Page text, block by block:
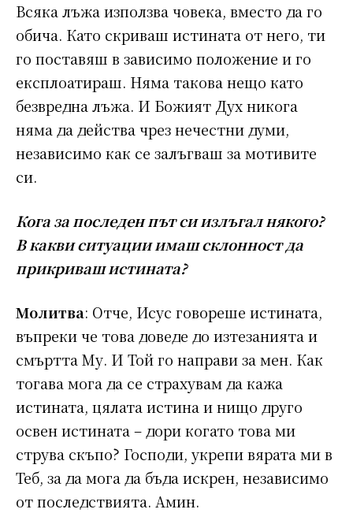
Всяка лъжа използва човека, вместо да го
обича. Като скриваш истината от него, ти
го поставяш в зависимо положение и го
експлоатираш. Няма такова нещо като
безвредна лъжа. И Божият Дух никога
няма да действа чрез нечестни думи,
независимо как се залъгваш за мотивите
си.
Кога за последен път си излъгал някого?
В какви ситуации имаш склонност да
прикриваш истината?
Молитва: Отче, Исус говореше истината,
въпреки че това доведе до изтезанията и
смъртта Му. И Той го направи за мен. Как
тогава мога да се страхувам да кажа
истината, цялата истина и нищо друго
освен истината – дори когато това ми
струва скъпо? Господи, укрепи вярата ми в
Теб, за да мога да бъда искрен, независимо
от последствията. Амин.